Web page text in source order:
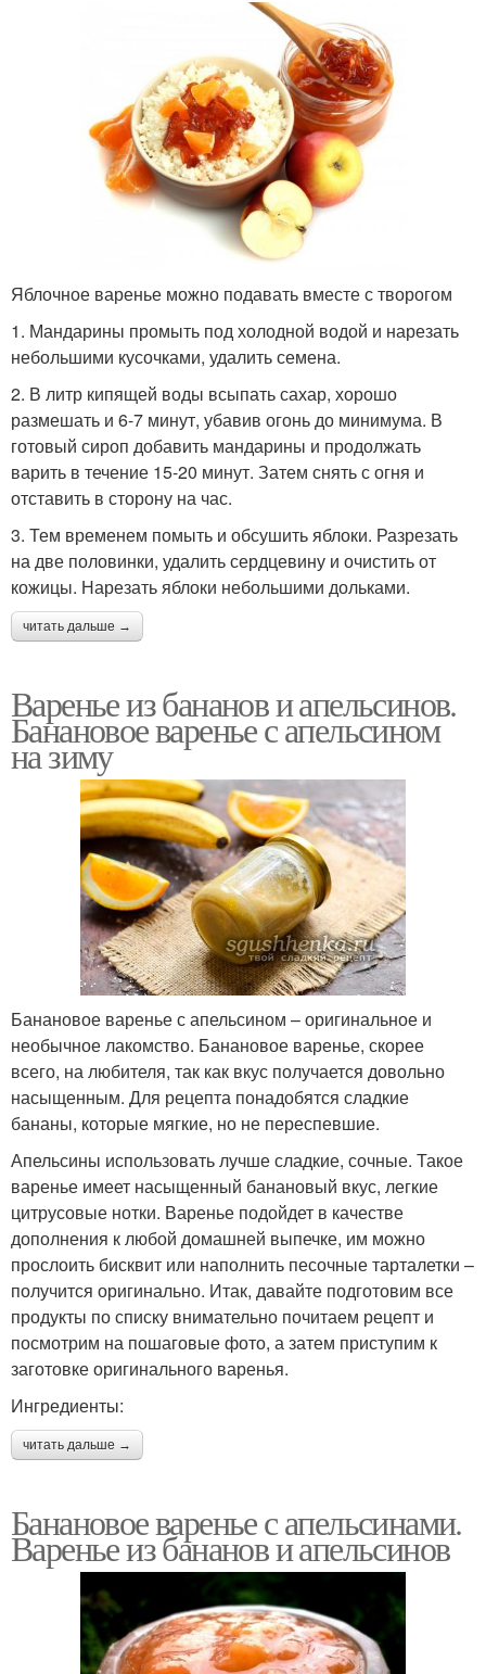
Яблочное варенье можно подавать вместе с творогом
1. Мандарины промыть под холодной водой и нарезать
небольшими кусочками, удалить семена.
2. В литр кипящей воды всыпать сахар, хорошо
размешать и 6-7 минут, убавив огонь до минимума. В
готовый сироп добавить мандарины и продолжать
варить в течение 15-20 минут. Затем снять с огня и
отставить в сторону на час.
3. Тем временем помыть и обсушить яблоки. Разрезать
на две половинки, удалить сердцевину и очистить от
кожицы. Нарезать яблоки небольшими дольками.
читать дальше →
Варенье из бананов и апельсинов.
Банановое варенье с апельсином
на зиму
Банановое варенье с апельсином – оригинальное и
необычное лакомство. Банановое варенье, скорее
всего, на любителя, так как вкус получается довольно
насыщенным. Для рецепта понадобятся сладкие
бананы, которые мягкие, но не переспевшие.
Апельсины использовать лучше сладкие, сочные. Такое
варенье имеет насыщенный банановый вкус, легкие
цитрусовые нотки. Варенье подойдет в качестве
дополнения к любой домашней выпечке, им можно
прослоить бисквит или наполнить песочные тарталетки –
получится оригинально. Итак, давайте подготовим все
продукты по списку внимательно почитаем рецепт и
посмотрим на пошаговые фото, а затем приступим к
заготовке оригинального варенья.
Ингредиенты:
читать дальше →
Банановое варенье с апельсинами.
Варенье из бананов и апельсинов